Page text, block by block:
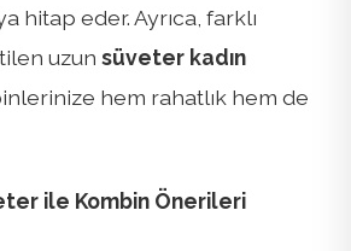
hitap eder. Ayrıca, farklı
uzun süveter kadın
hem rahatlık hem de
ile Kombin Önerileri